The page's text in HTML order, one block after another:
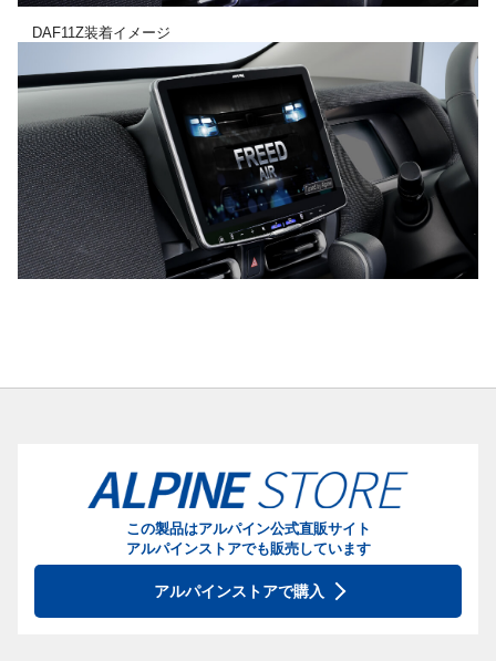
DAF11Z装着イメージ
この製品はアルパイン公式直販サイト
アルパインストアでも販売しています
アルパインストアで購入